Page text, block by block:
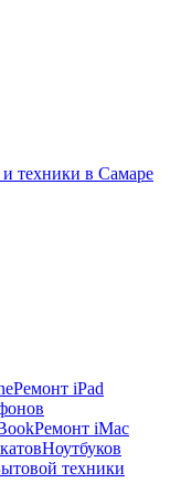
техники в Самаре
Ремонт iPad
Ремонт iMac
Ноутбуков
техники